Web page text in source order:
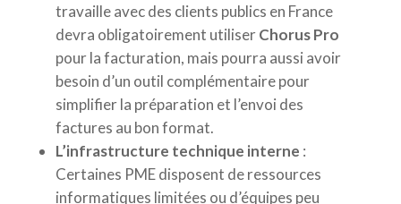
travaille avec des clients publics en France
devra obligatoirement utiliserChorus Pro
pour la facturation, mais pourra aussi avoir
besoin d’un outil complémentaire pour
simplifier la préparation et l’envoi des
factures au bon format.
L’infrastructure technique interne :
Certaines PME disposent de ressources
informatiques limitées ou d’équipes peu